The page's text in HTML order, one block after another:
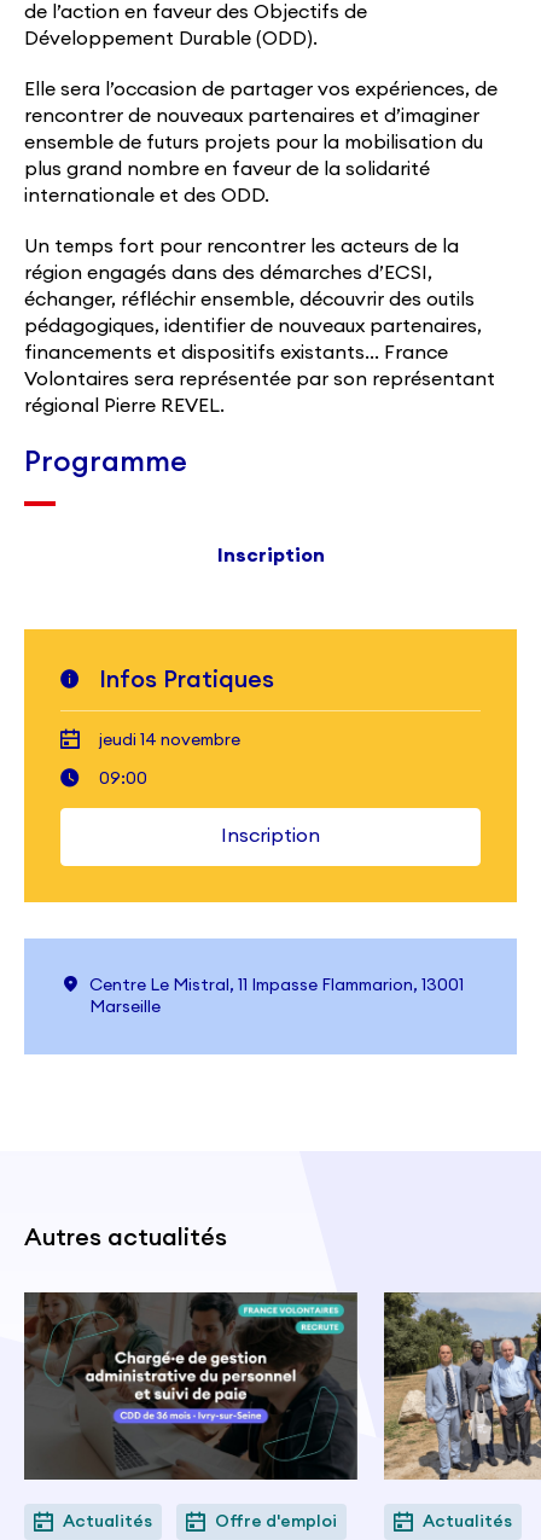
de l’action en faveur des Objectifs de
Développement Durable (ODD).
Elle sera l’occasion de partager vos expériences, de
rencontrer de nouveaux partenaires et d’imaginer
ensemble de futurs projets pour la mobilisation du
plus grand nombre en faveur de la solidarité
internationale et des ODD.
Un temps fort pour rencontrer les acteurs de la
région engagés dans des démarches d’ECSI,
échanger, réfléchir ensemble, découvrir des outils
pédagogiques, identifier de nouveaux partenaires,
financements et dispositifs existants… France
Volontaires sera représentée par son représentant
régional Pierre REVEL.
Programme
Inscription
Infos Pratiques
jeudi 14 novembre
09:00
Inscription
Centre Le Mistral, 11 Impasse Flammarion, 13001
Marseille
Autres actualités
Actualités Offre d'emploi Actualités